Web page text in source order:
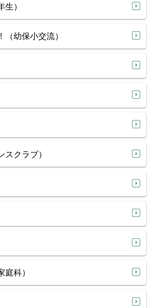
）
幼保小交流）
クラブ）
科）